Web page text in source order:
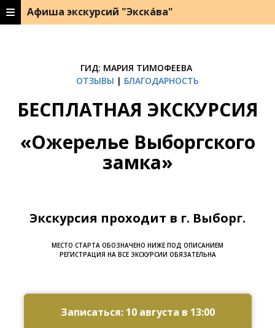
Афиша экскурсий "Экска́ва"
ГИД: МАРИЯ ТИМОФЕЕВА
ОТЗЫВЫ | БЛАГОДАРНОСТЬ
БЕСПЛАТНАЯ ЭКСКУРСИЯ
«Ожерелье Выборгского
замка»
Экскурсия проходит в г. Выборг.
МЕСТО СТАРТА ОБОЗНАЧЕНО НИЖЕ ПОД ОПИСАНИЕМ
РЕГИСТРАЦИЯ НА ВСЕ ЭКСКУРСИИ ОБЯЗАТЕЛЬНА
Ссылка на это место страницы:#zapis
Записаться: 10 августа в 13:00